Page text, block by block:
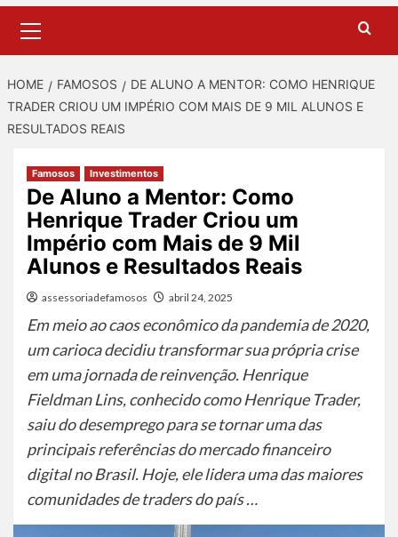
Menu
HOME FAMOSOS
DE ALUNO A MENTOR: COMO HENRIQUE
TRADER CRIOU UM IMPÉRIO COM MAIS DE 9 MIL ALUNOS E
RESULTADOS REAIS
Famosos Investimentos
De Aluno a Mentor: Como
Henrique Trader Criou um
Império com Mais de 9 Mil
Alunos e Resultados Reais
assessoriadefamosos abril 24, 2025
Em meio ao caos econômico da pandemia de 2020,
um carioca decidiu transformar sua própria crise
em uma jornada de reinvenção. Henrique
Fieldman Lins, conhecido como Henrique Trader,
saiu do desemprego para se tornar uma das
principais referências do mercado financeiro
digital no Brasil. Hoje, ele lidera uma das maiores
comunidades de traders do país …